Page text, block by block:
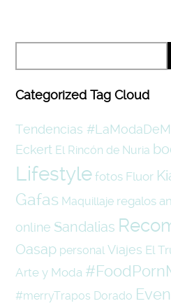
Categorized Tag Cloud
Tendencias
Eckert El Rincón de Nuria
Lifestyle fotos Fluor
Gafas Maquillaje regalos
online Sandalias
Oasap personal Viajes El
Arte y Moda
#merryTrapos Dorado